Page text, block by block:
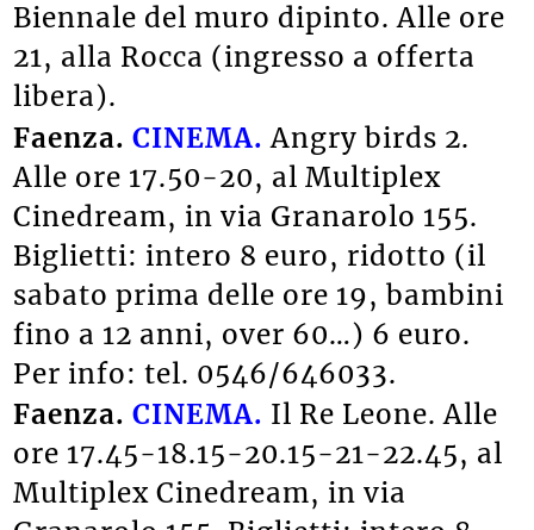
Biennale del muro dipinto. Alle ore
21, alla Rocca (ingresso a offerta
libera).
Faenza.CINEMA. Angry birds 2.
Alle ore 17.50-20, al Multiplex
Cinedream, in via Granarolo 155.
Biglietti: intero 8 euro, ridotto (il
sabato prima delle ore 19, bambini
fino a 12 anni, over 60…) 6 euro.
Per info: tel. 0546/646033.
Faenza.CINEMA. Il Re Leone. Alle
ore 17.45-18.15-20.15-21-22.45, al
Multiplex Cinedream, in via